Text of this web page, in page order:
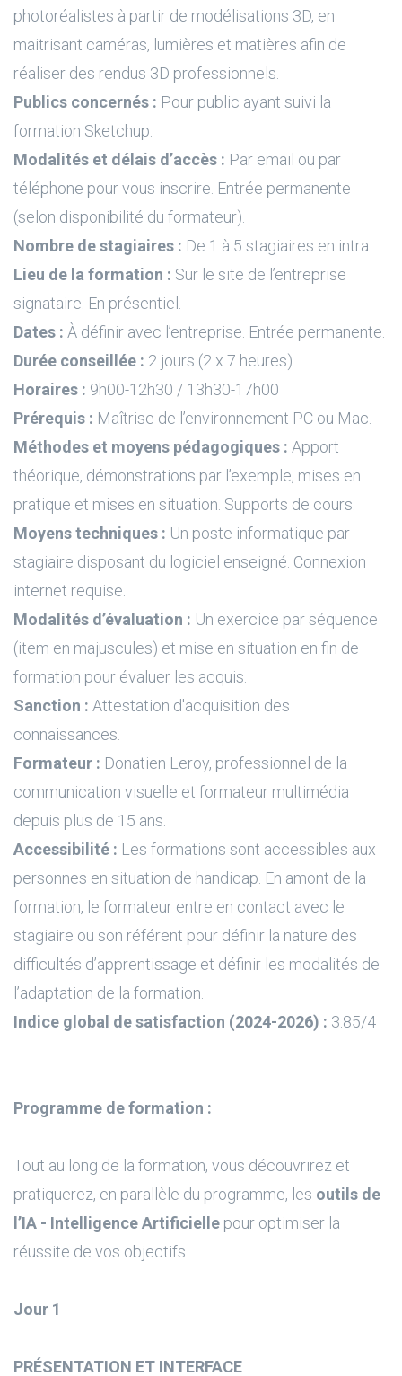
photoréalistes à partir de modélisations 3D, en
maitrisant caméras, lumières et matières afin de
réaliser des rendus 3D professionnels.
Publics concernés : Pour public ayant suivi la
formation Sketchup.
Modalités et délais d’accès : Par email ou par
téléphone pour vous inscrire. Entrée permanente
(selon disponibilité du formateur).
Nombre de stagiaires : De 1 à 5 stagiaires en intra.
Lieu de la formation : Sur le site de l’entreprise
signataire. En présentiel.
Dates : À définir avec l’entreprise. Entrée permanente.
Durée conseillée : 2 jours (2 x 7 heures)
Horaires : 9h00-12h30 / 13h30-17h00
Prérequis : Maîtrise de l’environnement PC ou Mac.
Méthodes et moyens pédagogiques : Apport
théorique, démonstrations par l’exemple, mises en
pratique et mises en situation. Supports de cours.
Moyens techniques : Un poste informatique par
stagiaire disposant du logiciel enseigné. Connexion
internet requise.
Modalités d’évaluation : Un exercice par séquence
(item en majuscules) et mise en situation en fin de
formation pour évaluer les acquis.
Sanction : Attestation d'acquisition des
connaissances.
Formateur : Donatien Leroy, professionnel de la
communication visuelle et formateur multimédia
depuis plus de 15 ans.
Accessibilité : Les formations sont accessibles aux
personnes en situation de handicap. En amont de la
formation, le formateur entre en contact avec le
stagiaire ou son référent pour définir la nature des
difficultés d’apprentissage et définir les modalités de
l’adaptation de la formation.
Indice global de satisfaction (2024-2026) : 3.85/4
Programme de formation :
Tout au long de la formation, vous découvrirez et
pratiquerez, en parallèle du programme, les outils de
l’IA - Intelligence Artificielle pour optimiser la
réussite de vos objectifs.
Jour 1
PRÉSENTATION ET INTERFACE